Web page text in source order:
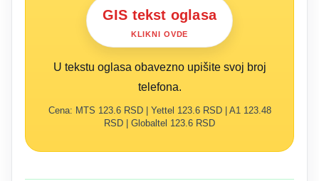
GIS tekst oglasa
KLIKNI OVDE
U tekstu oglasa obavezno upišite svoj broj
telefona.
Cena: MTS 123.6 RSD | Yettel 123.6 RSD | A1 123.48
RSD | Globaltel 123.6 RSD